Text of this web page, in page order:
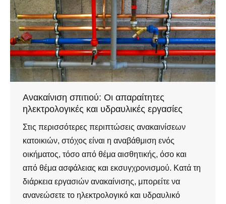
Ανακαίνιση σπιτιού: Οι απαραίτητες
ηλεκτρολογικές και υδραυλικές εργασίες
Στις περισσότερες περιπτώσεις ανακαινίσεων
κατοικιών, στόχος είναι η αναβάθμιση ενός
οικήματος, τόσο από θέμα αισθητικής, όσο και
από θέμα ασφάλειας και εκσυγχρονισμού. Κατά τη
διάρκεια εργασιών ανακαίνισης, μπορείτε να
ανανεώσετε το ηλεκτρολογικό και υδραυλικό